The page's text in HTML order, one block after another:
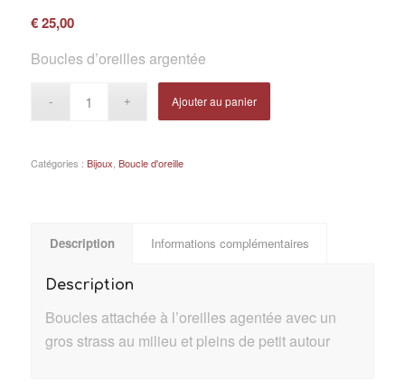
€25,00
Boucles d’oreilles argentée
Ajouter au panier
Catégories : Bijoux Boucle d'oreille
Description Informations complémentaires
Description
Boucles attachée à l’oreilles agentée avec un
gros strass au milieu et pleins de petit autour